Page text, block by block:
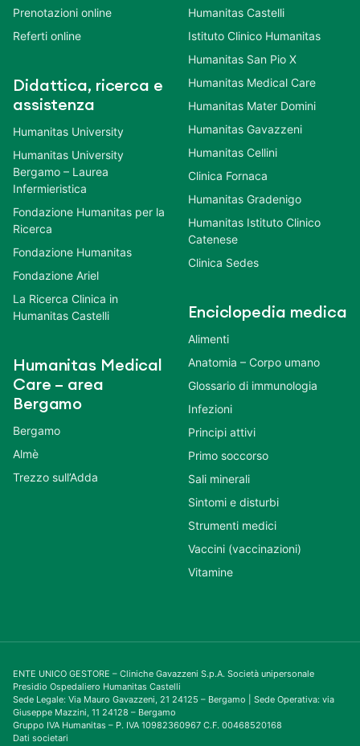
Prenotazioni online
Referti online
Didattica, ricerca e
assistenza
Humanitas University
Humanitas University
Bergamo – Laurea
Infermieristica
Fondazione Humanitas per la
Ricerca
Fondazione Humanitas
Fondazione Ariel
La Ricerca Clinica in
Humanitas Castelli
Humanitas Medical
Care – area
Bergamo
Bergamo
Almè
Trezzo sull’Adda
Humanitas Castelli
Istituto Clinico Humanitas
Humanitas San Pio X
Humanitas Medical Care
Humanitas Mater Domini
Humanitas Gavazzeni
Humanitas Cellini
Clinica Fornaca
Humanitas Gradenigo
Humanitas Istituto Clinico
Catenese
Clinica Sedes
Enciclopedia medica
Alimenti
Anatomia – Corpo umano
Glossario di immunologia
Infezioni
Principi attivi
Primo soccorso
Sali minerali
Sintomi e disturbi
Strumenti medici
Vaccini (vaccinazioni)
Vitamine
ENTE UNICO GESTORE – Cliniche Gavazzeni S.p.A. Società unipersonale
Presidio Ospedaliero Humanitas Castelli
Sede Legale: Via Mauro Gavazzeni, 21 24125 – Bergamo | Sede Operativa: via
Giuseppe Mazzini, 11 24128 – Bergamo
Gruppo IVA Humanitas – P. IVA 10982360967 C.F. 00468520168
Dati societari